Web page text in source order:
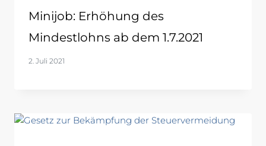
Minijob: Erhöhung des
Mindestlohns ab dem 1.7.2021
2. Juli 2021